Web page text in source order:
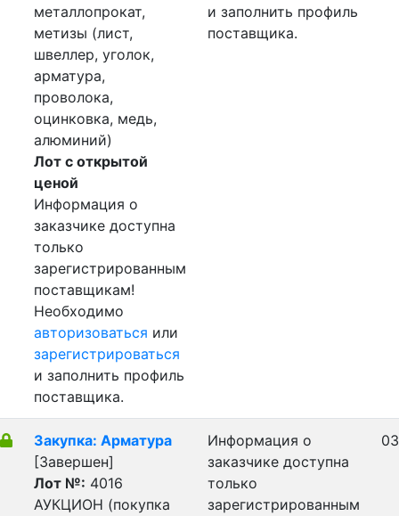
металлопрокат,
метизы (лист,
швеллер, уголок,
арматура,
проволока,
оцинковка, медь,
алюминий)
Лот с открытой
ценой
Информация о
заказчике доступна
только
зарегистрированным
поставщикам!
Необходимо
авторизоваться или
зарегистрироваться
и заполнить профиль
поставщика.
и заполнить профиль
поставщика.
Закупка: Арматура
[Завершен]
Лот №: 4016
АУКЦИОН (покупка
Информация о
заказчике доступна
только
зарегистрированным